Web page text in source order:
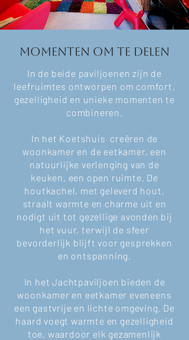
Momenten om te delen
In de beide paviljoenen zijn de
leefruimtes ontworpen om comfort,
gezelligheid en unieke momenten te
combineren.
In het Koetshuis creëren de
woonkamer en de eetkamer, een
natuurlijke verlenging van de
keuken, een open ruimte. De
houtkachel, met geleverd hout,
straalt warmte en charme uit en
nodigt uit tot gezellige avonden bij
het vuur, terwijl de sfeer
bevorderlijk blijft voor gesprekken
en ontspanning.
In het Jachtpaviljoen bieden de
woonkamer en eetkamer eveneens
een gastvrije en lichte omgeving. De
haard voegt warmte en gezelligheid
toe, waardoor elk gezamenlijk